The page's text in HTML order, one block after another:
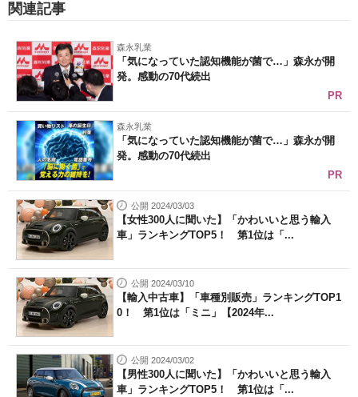
関連記事
森永乳業
「気になっていた認知機能が菌で…」森永が開
発。感動の70代続出
PR
森永乳業
「気になっていた認知機能が菌で…」森永が開
発。感動の70代続出
PR
公開 2024/03/03
【女性300人に聞いた】「かわいいと思う輸入
車」ランキングTOP5！ 第1位は「...
公開 2024/03/10
【輸入中古車】「車種別販売」ランキングTOP1
0！ 第1位は「ミニ」【2024年...
公開 2024/03/02
【男性300人に聞いた】「かわいいと思う輸入
車」ランキングTOP5！ 第1位は「...